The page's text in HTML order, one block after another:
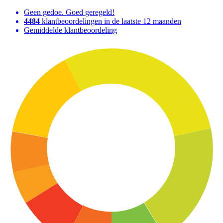
Geen gedoe. Goed geregeld!
4484 klantbeoordelingen in de laatste 12 maanden
Gemiddelde klantbeoordeling